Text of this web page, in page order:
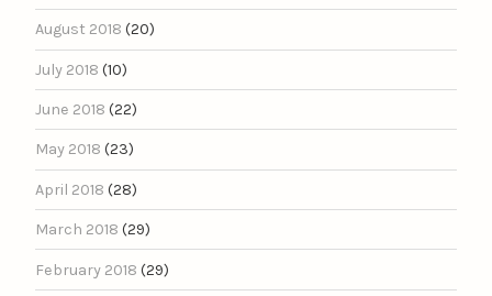
August 2018 (20)
July 2018 (10)
June 2018 (22)
May 2018 (23)
April 2018 (28)
March 2018 (29)
February 2018 (29)